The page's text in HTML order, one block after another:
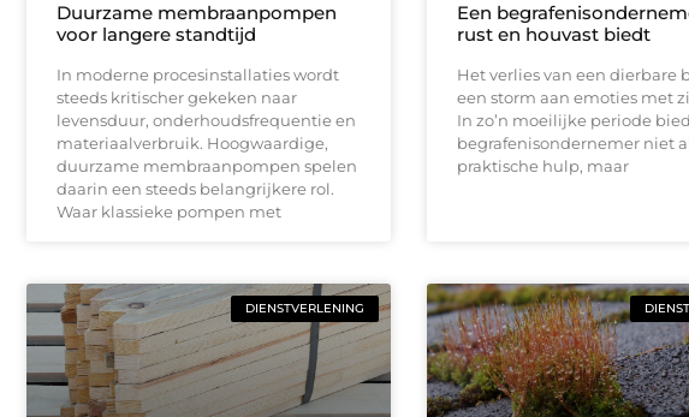
Duurzame membraanpompen
voor langere standtijd
In moderne procesinstallaties wordt
steeds kritischer gekeken naar
levensduur, onderhoudsfrequentie en
materiaalverbruik. Hoogwaardige,
duurzame membraanpompen spelen
daarin een steeds belangrijkere rol.
Waar klassieke pompen met
Een
rust en houvast biedt
Het verlies van een dierbare
een storm aan emoties met
In zo’n moeilijke periode
begrafenisondernemer niet
praktische hulp, maar
DIENSTVERLENING